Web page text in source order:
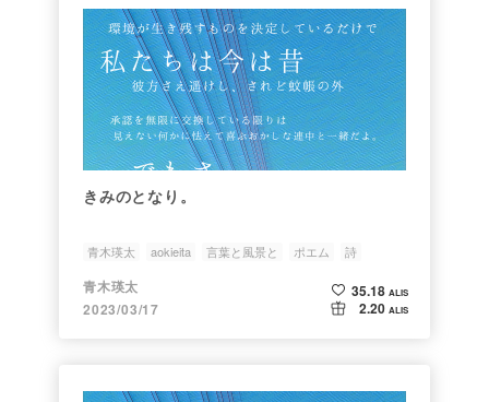
きみのとなり。
青木瑛太 aokieita 言葉と風景と ポエム 詩
青木瑛太
2023/03/17
35.18 ALIS
2.20 ALIS